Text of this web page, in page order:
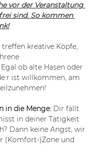
vor der Veranstaltung
sind. So kommen
treffen kreative Köpfe,
ob alte Hasen oder
ist willkommen, am
in die Menge: Dir fällt
in deiner Tätigkeit
Dann keine Angst, wir
(Komfort-)Zone und